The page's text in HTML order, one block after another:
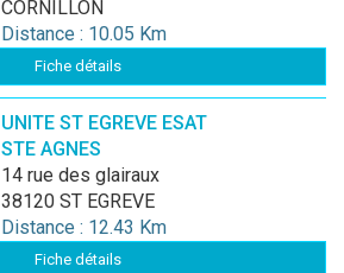
CORNILLON
Distance : 10.05 Km
Fiche détails
UNITE ST EGREVE ESAT
STE AGNES
14 rue des glairaux
38120 ST EGREVE
Distance : 12.43 Km
Fiche détails